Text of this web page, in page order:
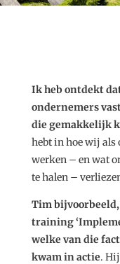
Ik heb ontdekt
ondernemers
die gemakkelijk
hebt in hoe wij als
werken – en wat
te halen –
Tim bijvoorbeeld,
training
welke van die
kwam in actie.